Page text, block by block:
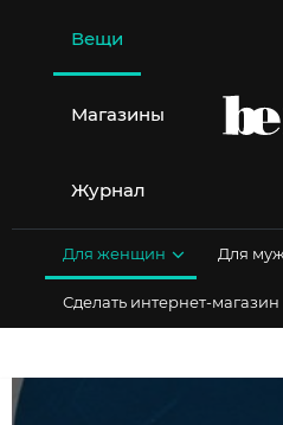
содержимому
Вещи
Магазины
Журнал
Для женщин Для
Сделать интернет-магазин